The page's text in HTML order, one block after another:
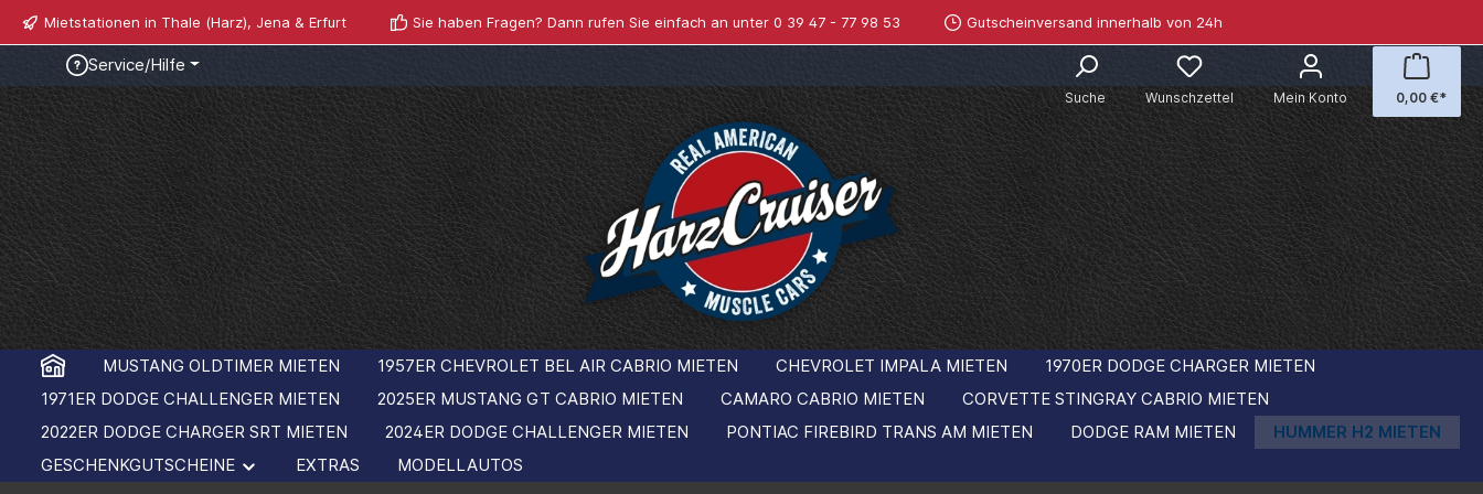
Mietstationen in Thale (Harz), Jena & Erfurt Sie haben Fragen? Dann rufen Sie einfach an unter 0 39 47 - 77 98 53 Gutscheinversand innerhalb von 24h
Service/Hilfe
Suche Wunschzettel Mein Konto 0,00 €*
MUSTANG OLDTIMER MIETEN 1957ER CHEVROLET BEL AIR CABRIO MIETEN CHEVROLET IMPALA MIETEN
1970ER DODGE CHARGER MIETEN
1971ER DODGE CHALLENGER MIETEN
2025ER MUSTANG GT CABRIO MIETEN CAMARO CABRIO MIETEN
CORVETTE STINGRAY CABRIO MIETEN
2022ER DODGE CHARGER SRT MIETEN
2024ER DODGE CHALLENGER MIETEN PONTIAC FIREBIRD TRANS AM MIETEN DODGE RAM MIETEN
HUMMER H2 MIETEN
GESCHENKGUTSCHEINE
EXTRAS MODELLAUTOS